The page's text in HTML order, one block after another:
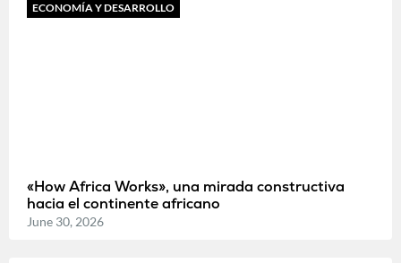
ECONOMÍA Y DESARROLLO
«How Africa Works», una mirada constructiva
hacia el continente africano
June 30, 2026